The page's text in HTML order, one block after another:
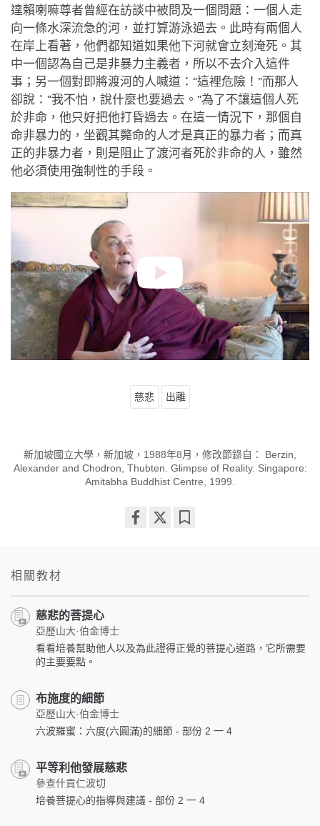
達賴喇嘛尊者曾經在訪談中被問及一個問題：一個人走
向一條水深流急的河，並打算游泳過去。此時有兩個人
在岸上看著，他們都知道如果他下河就會立刻淹死。其
中一個認為自己是非暴力主義者，所以不去介入這件
事；另一個對即將渡河的人喊道：“這裡危險！”而那人
卻說：“我不怕，說什麼也要過去。”為了不讓這個人死
於非命，他只好把他打昏過去。在這一情況下，那個自
命非暴力的，坐觀其斃命的人才是真正的暴力者；而真
正的非暴力者，則是阻止了渡河者死於非命的人，雖然
他必須使用強制性的手段。
慈悲 出離
新加坡國立大學，新加坡，1988年8月，修改節錄自： Berzin,
Alexander and Chodron, Thubten. Glimpse of Reality. Singapore:
Amitabha Buddhist Centre, 1999.
相關教材
慈悲的菩提心
亞歷山大·伯金博士
看看培養幫助他人以及為此證得正覺的菩提心道路，它所需要
的主要要點。
布施度的細節
亞歷山大·伯金博士
六波羅蜜：六度(六圓滿)的細節 - 部份 2 一 4
平等利他發展慈悲
參查什貢仁波切
培養菩提心的指導與建議 - 部份 2 一 4